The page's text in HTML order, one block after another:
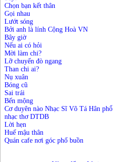
Chọn bạn kết thân
Gọi nhau
Lướt sóng
Bởi anh là lính Cộng Hoà VN
Bây giờ
Nếu ai có hỏi
Mời làm chi?
Lỡ chuyến đò ngang
Than chi ai?
Nụ xuân
Bóng cũ
Sai trái
Bến mộng
Cơ duyên nào Nhạc Sĩ Võ Tá Hân phổ
nhạc thơ DTDB
Lời hẹn
Huế mậu thân
Quán cafe nơi góc phố buồn